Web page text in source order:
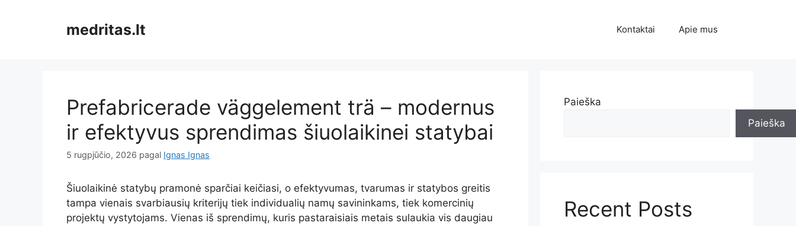
medritas.lt Kontaktai Apie mus
Prefabricerade väggelement trä – modernus
ir efektyvus sprendimas šiuolaikinei statybai
5 rugpjūčio, 2026 pagal Ignas Ignas
Šiuolaikinė statybų pramonė sparčiai keičiasi, o efektyvumas, tvarumas ir statybos greitis
tampa vienais svarbiausių kriterijų tiek individualių namų savininkams, tiek komercinių
projektų vystytojams. Vienas iš sprendimų, kuris pastaraisiais metais sulaukia vis daugiau
Paieška
Paieška
Recent Posts